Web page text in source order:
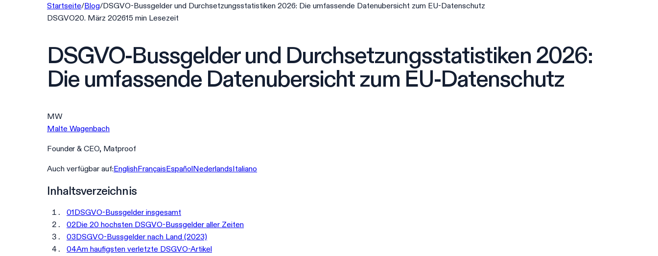
Startseite/Blog/DSGVO-Bussgelder und Durchsetzungsstatistiken 2026: Die umfassende Datenubersicht zum EU-Datenschutz
DSGVO20. März 202615 min Lesezeit
DSGVO-Bussgelder und Durchsetzungsstatistiken 2026:
Die umfassende Datenubersicht zum EU-Datenschutz
MW
Malte Wagenbach
Founder & CEO, Matproof
Auch verfügbar auf:EnglishFrançaisEspañolNederlandsItaliano
Inhaltsverzeichnis
01DSGVO-Bussgelder insgesamt
02Die 20 hochsten DSGVO-Bussgelder aller Zeiten
03DSGVO-Bussgelder nach Land (2023)
04Am haufigsten verletzte DSGVO-Artikel